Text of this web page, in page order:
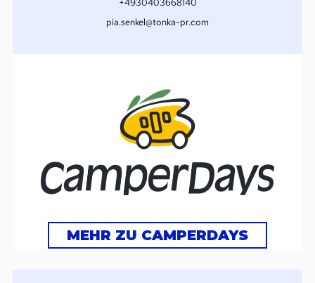
pia.senkel@tonka-pr.com
MEHR ZU CAMPERDAYS